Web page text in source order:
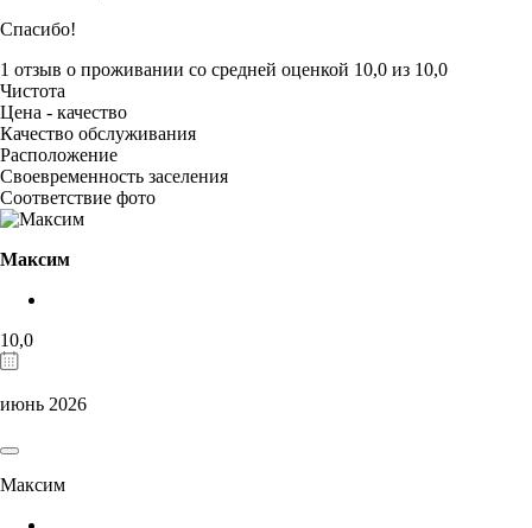
Спасибо!
1 отзыв о проживании со средней оценкой 10,0 из 10,0
Чистота
Цена - качество
Качество обслуживания
Расположение
Своевременность заселения
Соответствие фото
Максим
10,0
июнь 2026
Максим